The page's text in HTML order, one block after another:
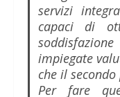
servizi
capaci di
impiegate
che il
Per fare